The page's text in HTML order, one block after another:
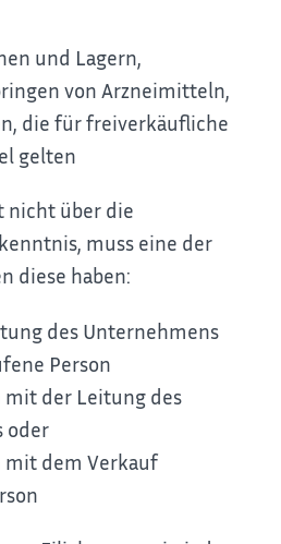
und Lagern,
von Arzneimitteln,
die für freiverkäufliche
gelten
nicht über die
muss eine der
diese haben:
des Unternehmens
Person
mit der Leitung des
oder
mit dem Verkauf